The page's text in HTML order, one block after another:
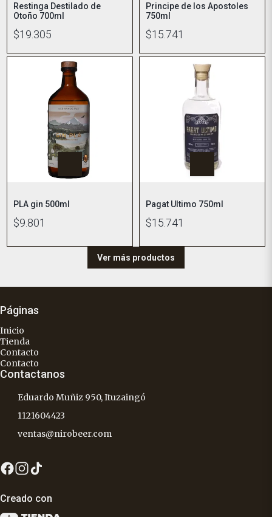
Restinga Destilado de
Otoño 700ml
$19.305
Principe de los Apostoles
750ml
$15.741
PLA gin 500ml
$9.801
Pagat Ultimo 750ml
$15.741
Ver más productos
Páginas
Inicio
Tienda
Contacto
Contacto
Contactanos
Eduardo Muñiz 950, Ituzaingó
1121604423
ventas@nirobeer.com
Creado con